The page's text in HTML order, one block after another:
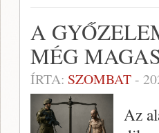
A
MÉG
ÍRTA: SZOMBAT-
Az